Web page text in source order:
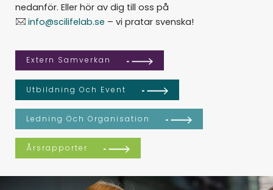
nedanför. Eller hör av dig till oss på
info@scilifelab.se – vi pratar svenska!
Extern Samverkan
Utbildning Och Event
Ledning Och Organisation
Årsrapporter